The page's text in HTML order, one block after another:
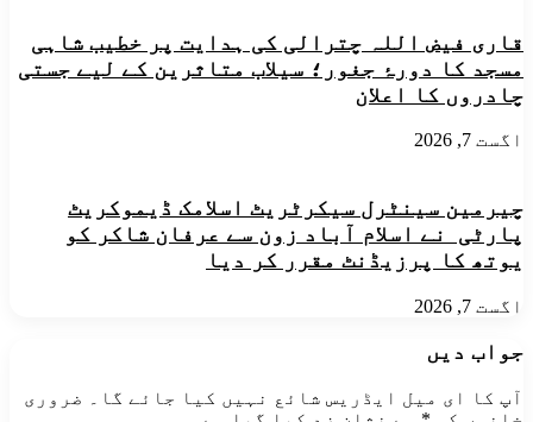
مقام
دروشپ
میں
روڈ
کی
ناقص
تعمیرات
اور
حالی
تشویش
کا
اظہار
قاری فیض اللہ چترالی کی ہدایت پر خطیب شاہی
مسجد کا دورۂ جغور؛ سیلاب متاثرین کے لیے جستی
چادروں کا اعلان
اگست 7, 2026
چیرمین سینٹرل سیکرٹریٹ اسلامک ڈیموکریٹ
پارٹی نے اسلام آباد زون سے عرفان شاکر کو
یوتھ کا پرزیڈنٹ مقرر کر دیا
اگست 7, 2026
جواب دیں
آپ کا ای میل ایڈریس شائع نہیں کیا جائے گا۔
ضروری